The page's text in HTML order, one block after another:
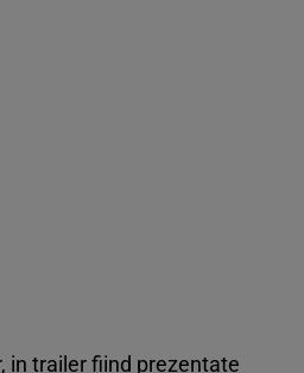
in trailer fiind prezentate